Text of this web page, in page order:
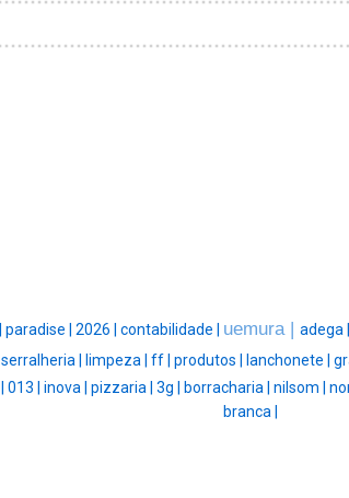
paradise | 2026 | contabilidade | uemura | adega |
serralheria | limpeza | ff | produtos | lanchonete |
013 | inova | pizzaria | 3g | borracharia | nilsom |
branca |